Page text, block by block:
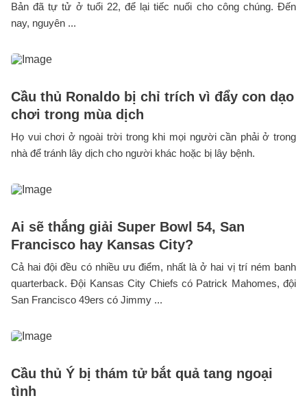
Bản đã tự tử ở tuổi 22, để lại tiếc nuối cho công chúng. Đến
nay, nguyên ...
Cầu thủ Ronaldo bị chỉ trích vì đẩy con dạo
chơi trong mùa dịch
Họ vui chơi ở ngoài trời trong khi mọi người cần phải ở trong
nhà để tránh lây dịch cho người khác hoặc bị lây bệnh.
Ai sẽ thắng giải Super Bowl 54, San
Francisco hay Kansas City?
Cả hai đội đều có nhiều ưu điểm, nhất là ở hai vị trí ném banh
quarterback. Đội Kansas City Chiefs có Patrick Mahomes, đội
San Francisco 49ers có Jimmy ...
Cầu thủ Ý bị thám tử bắt quả tang ngoại
tình